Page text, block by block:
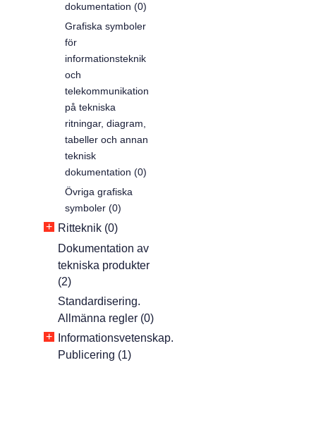
dokumentation (0)
Grafiska symboler
för
informationsteknik
och
telekommunikation
på tekniska
ritningar, diagram,
tabeller och annan
teknisk
dokumentation (0)
Övriga grafiska
symboler (0)
+ Ritteknik (0)
Dokumentation av
tekniska produkter
(2)
Standardisering.
Allmänna regler (0)
+ Informationsvetenskap.
Publicering (1)